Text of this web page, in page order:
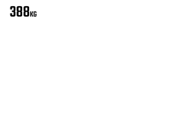
388KG